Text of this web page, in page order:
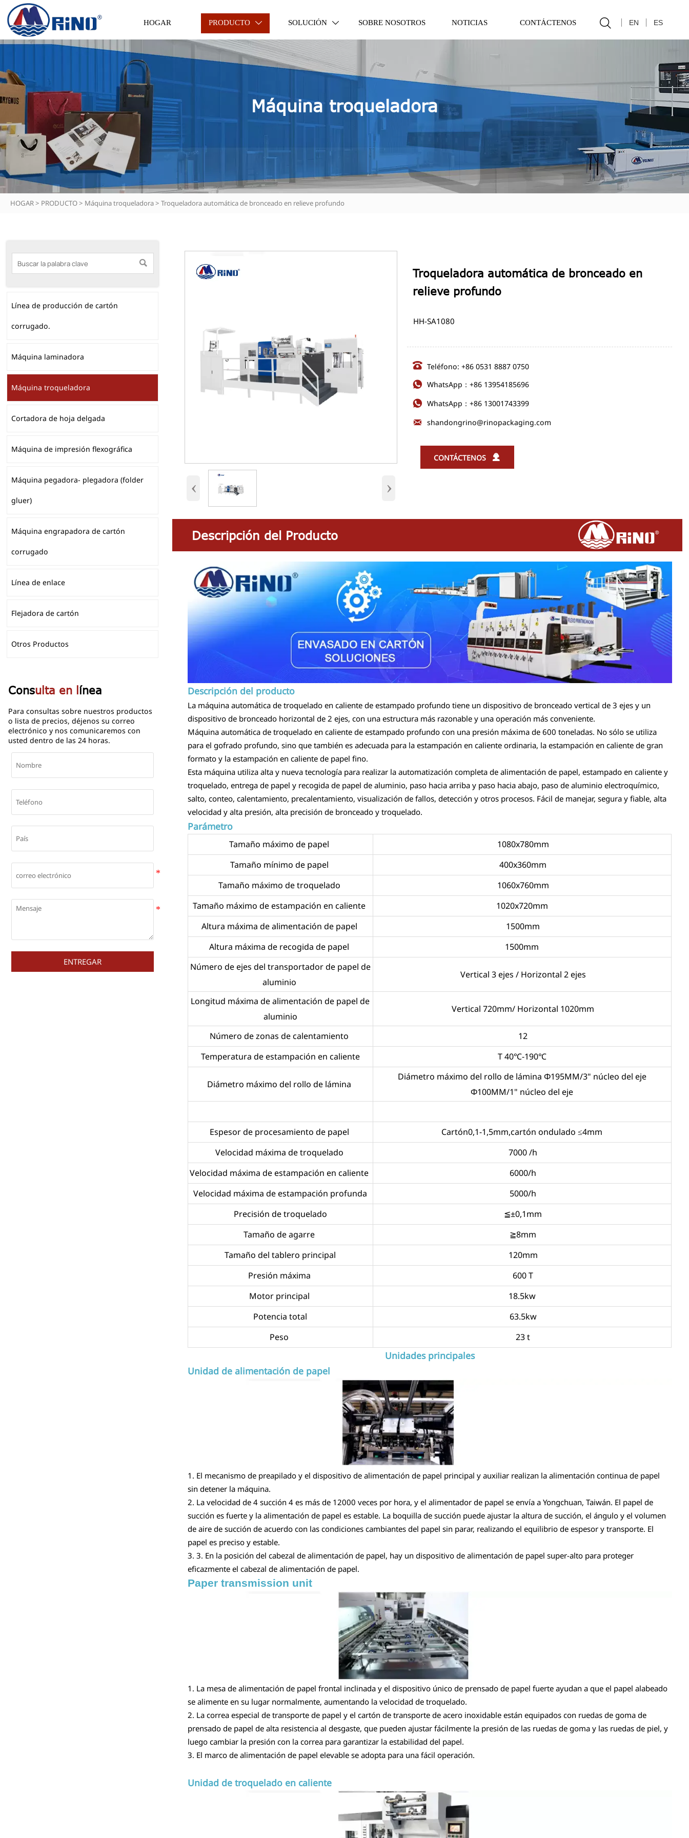
HOGAR PRODUCTO  SOLUCIÓN  SOBRE NOSOTROS NOTICIAS CONTÁCTENOS  EN ES
Máquina troqueladora
HOGAR> PRODUCTO> Máquina troqueladora> Troqueladora automática de bronceado en relieve profundo

Línea de producción de cartón
corrugado.
Máquina laminadora
Máquina troqueladora
Cortadora de hoja delgada
Máquina de impresión flexográfica
Máquina pegadora- plegadora (folder
gluer)
Máquina engrapadora de cartón
corrugado
Línea de enlace
Flejadora de cartón
Otros Productos
Consulta en l ínea
Para consultas sobre nuestros productos
o lista de precios, déjenos su correo
electrónico y nos comunicaremos con
usted dentro de las 24 horas.
ENTREGAR
‹ ›
Troqueladora automática de bronceado en
relieve profundo
HH-SA1080
 Teléfono: +86 0531 8887 0750
 WhatsApp：+86 13954185696
 WhatsApp：+86 13001743399
 shandongrino@rinopackaging.com
CONTÁCTENOS 
Descripción del Producto
Descripción del producto
La máquina automática de troquelado en caliente de estampado profundo tiene un dispositivo de bronceado vertical de 3 ejes y un
dispositivo de bronceado horizontal de 2 ejes, con una estructura más razonable y una operación más conveniente.
Máquina automática de troquelado en caliente de estampado profundo con una presión máxima de 600 toneladas. No sólo se utiliza
para el gofrado profundo, sino que también es adecuada para la estampación en caliente ordinaria, la estampación en caliente de gran
formato y la estampación en caliente de papel fino.
Esta máquina utiliza alta y nueva tecnología para realizar la automatización completa de alimentación de papel, estampado en caliente y
troquelado, entrega de papel y recogida de papel de aluminio, paso hacia arriba y paso hacia abajo, paso de aluminio electroquímico,
salto, conteo, calentamiento, precalentamiento, visualización de fallos, detección y otros procesos. Fácil de manejar, segura y fiable, alta
velocidad y alta presión, alta precisión de bronceado y troquelado.
Parámetro
Tamaño máximo de papel
1080x780mm
Tamaño mínimo de papel
400x360mm
Tamaño máximo de troquelado
1060x760mm
Tamaño máximo de estampación en caliente
1020x720mm
Altura máxima de alimentación de papel
1500mm
Altura máxima de recogida de papel
1500mm
Número de ejes del transportador de papel de
aluminio
Vertical 3 ejes / Horizontal 2 ejes
Longitud máxima de alimentación de papel de
aluminio
Vertical 720mm/ Horizontal 1020mm
Número de zonas de calentamiento
12
Temperatura de estampación en caliente
T 40℃-190℃
Diámetro máximo del rollo de lámina
Diámetro máximo del rollo de lámina Φ195MM/3" núcleo del eje
Φ100MM/1" núcleo del eje
Espesor de procesamiento de papel
Cartón0,1-1,5mm,cartón ondulado ≤4mm
Velocidad máxima de troquelado
7000 /h
Velocidad máxima de estampación en caliente
6000/h
Velocidad máxima de estampación profunda
5000/h
Precisión de troquelado
≦±0,1mm
Tamaño de agarre
≧8mm
Tamaño del tablero principal
120mm
Presión máxima
600 T
Motor principal
18.5kw
Potencia total
63.5kw
Peso
23 t
Unidades principales
Unidad de alimentación de papel
1. El mecanismo de preapilado y el dispositivo de alimentación de papel principal y auxiliar realizan la alimentación continua de papel
sin detener la máquina.
2. La velocidad de 4 succión 4 es más de 12000 veces por hora, y el alimentador de papel se envía a Yongchuan, Taiwán. El papel de
succión es fuerte y la alimentación de papel es estable. La boquilla de succión puede ajustar la altura de succión, el ángulo y el volumen
de aire de succión de acuerdo con las condiciones cambiantes del papel sin parar, realizando el equilibrio de espesor y transporte. El
papel es preciso y estable.
3. 3. En la posición del cabezal de alimentación de papel, hay un dispositivo de alimentación de papel super-alto para proteger
eficazmente el cabezal de alimentación de papel.
Paper transmission unit
1. La mesa de alimentación de papel frontal inclinada y el dispositivo único de prensado de papel fuerte ayudan a que el papel alabeado
se alimente en su lugar normalmente, aumentando la velocidad de troquelado.
2. La correa especial de transporte de papel y el cartón de transporte de acero inoxidable están equipados con ruedas de goma de
prensado de papel de alta resistencia al desgaste, que pueden ajustar fácilmente la presión de las ruedas de goma y las ruedas de piel, y
luego cambiar la presión con la correa para garantizar la estabilidad del papel.
3. El marco de alimentación de papel elevable se adopta para una fácil operación.
Unidad de troquelado en caliente